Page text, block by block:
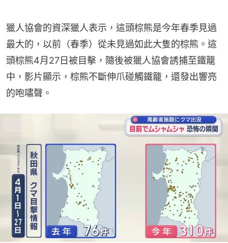
獵人協會的資深獵人表示，這頭棕熊是今年春季見過
最大的，以前（春季）從未見過如此大隻的棕熊。這
頭棕熊4月27日被目擊，隨後被獵人協會誘捕至鐵籠
中，影片顯示，棕熊不斷伸爪碰觸鐵籠，還發出響亮
的咆嘯聲。